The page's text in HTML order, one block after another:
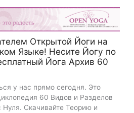
Открытой Йоги на
Языке! Несите Йогу по
Йога Архив 60
у нас прямо сегодня. Это
60 Видов и Разделов
Скачивайте Теорию и